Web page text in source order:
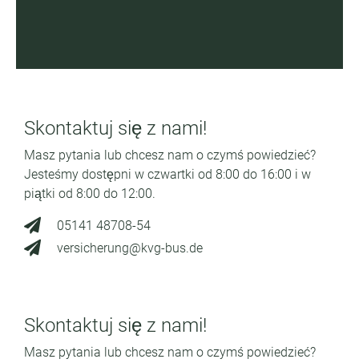
Skontaktuj się z nami!
Masz pytania lub chcesz nam o czymś powiedzieć?
Jesteśmy dostępni w czwartki od 8:00 do 16:00 i w
piątki od 8:00 do 12:00.
05141 48708-54
versicherung@kvg-bus.de
Skontaktuj się z nami!
Masz pytania lub chcesz nam o czymś powiedzieć?